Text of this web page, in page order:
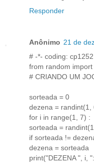
Responder
Anônimo 21 de
# -*- coding:
from random
# CRIANDO UM
sorteada = 0
dezena = randint(1,
for i in range(1, 7) :
sorteada =
if sorteada !=
dezena = sorteada
print("DEZENA ", i,